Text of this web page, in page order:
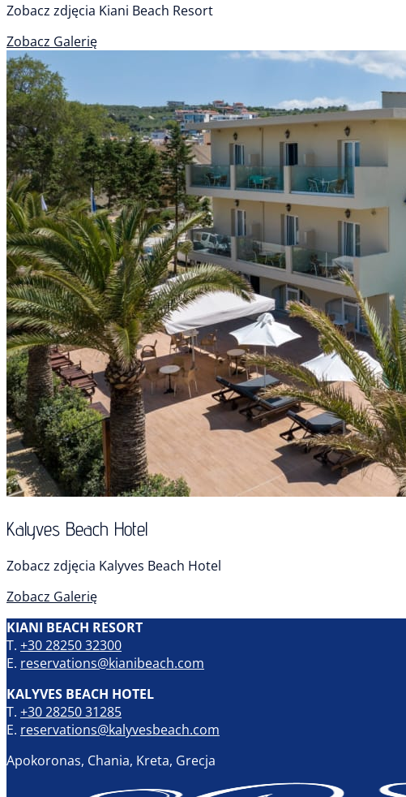
Zobacz zdjęcia Kiani Beach Resort
Zobacz Galerię
Kalyves Beach Hotel
Zobacz zdjęcia Kalyves Beach Hotel
Zobacz Galerię
KIANI BEACH RESORT
T. +30 28250 32300
E. reservations@kianibeach.com
KALYVES BEACH HOTEL
T. +30 28250 31285
E. reservations@kalyvesbeach.com
Apokoronas, Chania, Kreta, Grecja